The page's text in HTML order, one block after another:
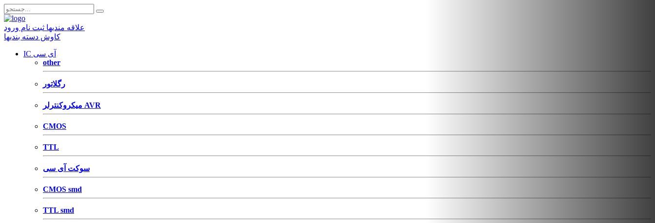
علاقه مندیها ثبت نام ورود
کاوش دسته بندیها
IC آی سی
other
رگلاتور
میکروکنترلر AVR
CMOS
TTL
سوکت آی سی
CMOS smd
TTL smd